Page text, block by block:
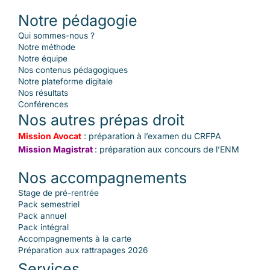
Notre pédagogie
Qui sommes-nous ?
Notre méthode
Notre équipe
Nos contenus pédagogiques
Notre plateforme digitale
Nos résultats
Conférences
Nos autres prépas droit
Mission Avocat : préparation à l’examen du CRFPA
Mission Magistrat : préparation aux concours de l’ENM
Nos accompagnements
Stage de pré-rentrée
Pack semestriel
Pack annuel
Pack intégral
Accompagnements à la carte
Préparation aux rattrapages 2026